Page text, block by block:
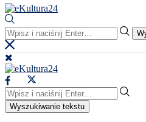
Wyszukiwanie tekstu